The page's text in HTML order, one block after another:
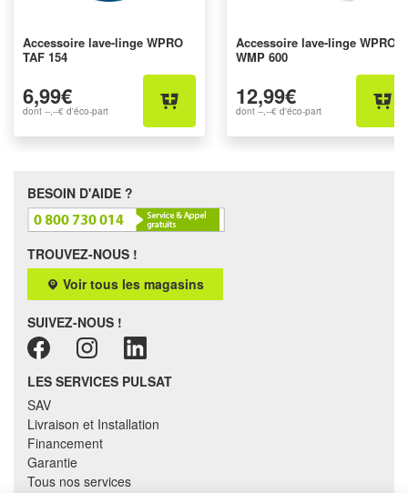
Accessoire lave-linge WPRO
TAF 154
6,99€
dont --,--€ d'éco-part
Accessoire lave-linge WPRO
WMP 600
12,99€
dont --,--€ d'éco-part
BESOIN D'AIDE ?
TROUVEZ-NOUS !
Voir tous les magasins
SUIVEZ-NOUS !
LES SERVICES PULSAT
SAV
Livraison et Installation
Financement
Garantie
Tous nos services